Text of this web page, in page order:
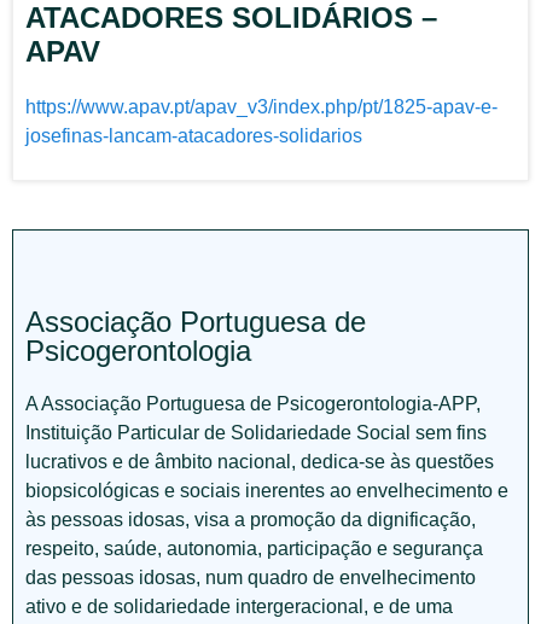
ATACADORES SOLIDÁRIOS –
APAV
https://www.apav.pt/apav_v3/index.php/pt/1825-apav-e-
josefinas-lancam-atacadores-solidarios
Associação Portuguesa de
Psicogerontologia
A Associação Portuguesa de Psicogerontologia-APP,
Instituição Particular de Solidariedade Social sem fins
lucrativos e de âmbito nacional, dedica-se às questões
biopsicológicas e sociais inerentes ao envelhecimento e
às pessoas idosas, visa a promoção da dignificação,
respeito, saúde, autonomia, participação e segurança
das pessoas idosas, num quadro de envelhecimento
ativo e de solidariedade intergeracional, e de uma